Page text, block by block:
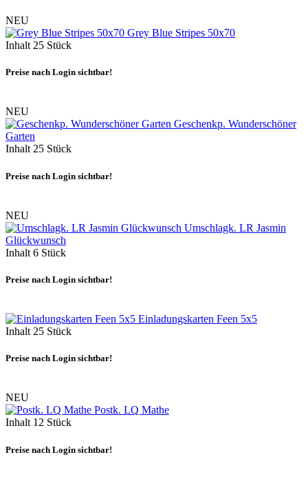
NEU
Grey Blue Stripes 50x70
Inhalt 25 Stück
Preise nach Login sichtbar!
NEU
Geschenkp. Wunderschöner
Garten
Inhalt25 Stück
Preise nach Login sichtbar!
NEU
Umschlagk. LR Jasmin
Glückwunsch
Inhalt 6 Stück
Preise nach Login sichtbar!
Einladungskarten Feen 5x5
Inhalt 25 Stück
Preise nach Login sichtbar!
NEU
Postk. LQ Mathe
Inhalt 12 Stück
Preise nach Login sichtbar!